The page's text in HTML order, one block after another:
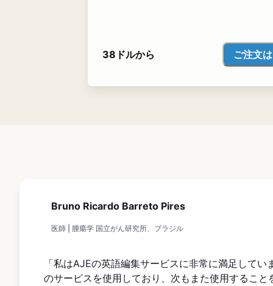
38ドルから ご注文
Bruno Ricardo Barreto Pires
医師 | 腫瘍学 国立がん研究所、ブラジル
「私はAJEの英語編集サービスに非常に満足して
のサービスを使用しており、次もまた使用すること